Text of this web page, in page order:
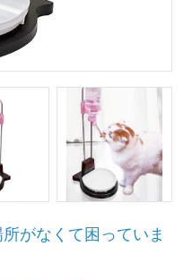
がなくて困っていま